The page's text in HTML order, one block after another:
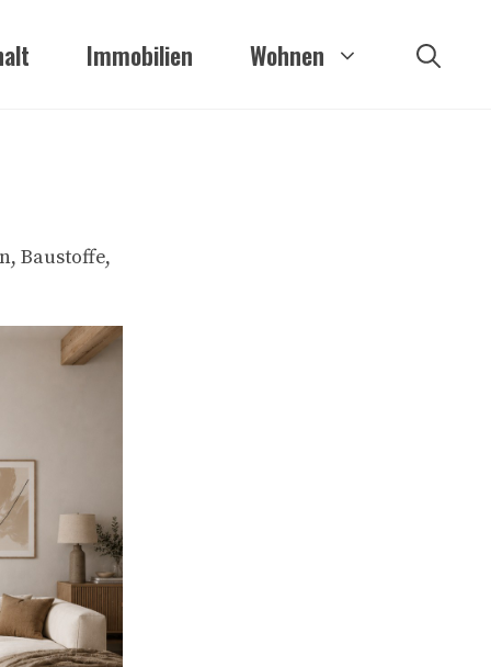
Immobilien Wohnen
Baustoffe,